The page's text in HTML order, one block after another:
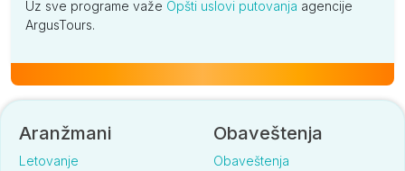
Uz sve programe važe Opšti uslovi putovanja agencije
ArgusTours.
Aranžmani
Letovanje
Obaveštenja
Obaveštenja